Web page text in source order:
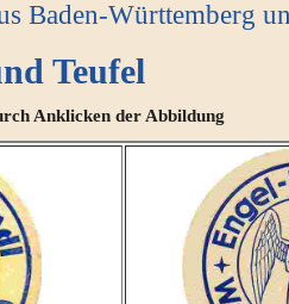
Baden-Württemberg
Teufel
Anklicken der Abbildung